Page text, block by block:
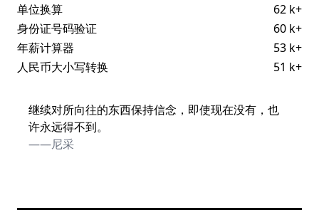
单位换算
62 k+
身份证号码验证
60 k+
年薪计算器
53 k+
人民币大小写转换
51 k+
继续对所向往的东西保持信念，即使现在没有，也
许永远得不到。
——尼采